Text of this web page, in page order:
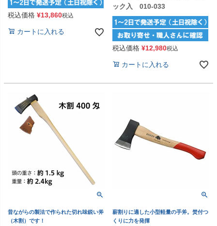
税込価格 ¥13,860税込
カートに入れる
ック入 010-033
税込価格 ¥12,980税込
カートに入れる
昔ながらの製法で作られた切れ味鋭い斧
（木割）です！
薪割りに適した小型軽量の手斧。焚付つ
くりに力を発揮